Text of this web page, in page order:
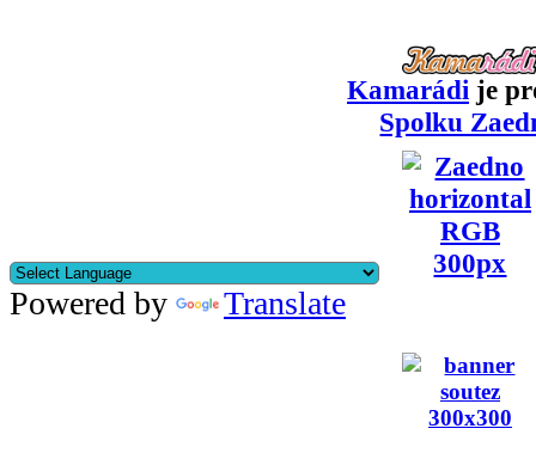
Kamarádi je
Spolku
Powered by Translate